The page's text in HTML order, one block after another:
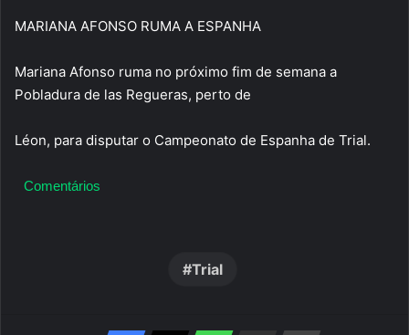
MARIANA AFONSO RUMA A ESPANHA
Mariana Afonso ruma no próximo fim de semana a
Pobladura de las Regueras, perto de
Léon, para disputar o Campeonato de Espanha de Trial.
Comentários
Trial